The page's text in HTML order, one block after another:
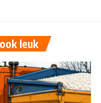
leuk